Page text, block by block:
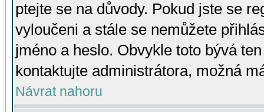
ptejte se na důvody. Pokud jste se
vyloučeni a stále se nemůžete
jméno a heslo. Obvykle toto bývá
kontaktujte administrátora, možná
Návrat nahoru